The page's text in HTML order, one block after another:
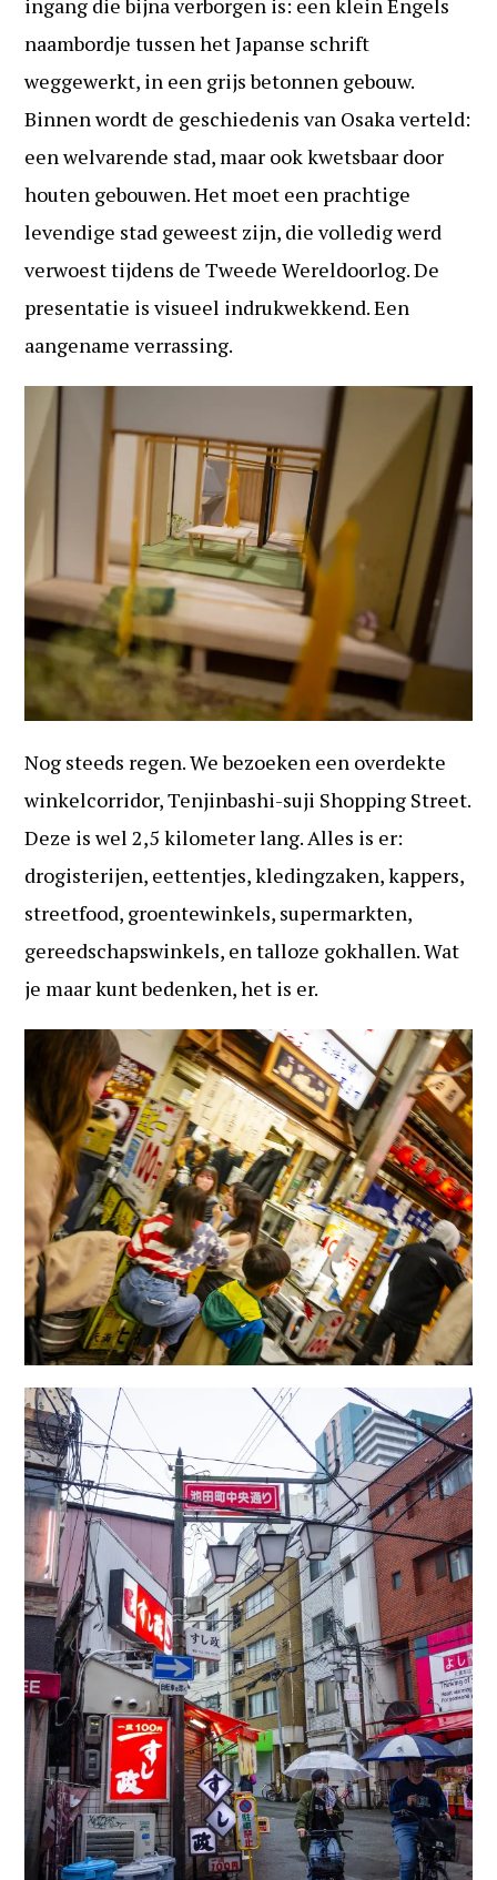
naambordje tussen het Japanse schrift
weggewerkt, in een grijs betonnen gebouw.
Binnen wordt de geschiedenis van Osaka verteld:
een welvarende stad, maar ook kwetsbaar door
houten gebouwen. Het moet een prachtige
levendige stad geweest zijn, die volledig werd
verwoest tijdens de Tweede Wereldoorlog. De
presentatie is visueel indrukwekkend. Een
aangename verrassing.
Nog steeds regen. We bezoeken een overdekte
winkelcorridor, Tenjinbashi-suji Shopping Street.
Deze is wel 2,5 kilometer lang. Alles is er:
drogisterijen, eettentjes, kledingzaken, kappers,
streetfood, groentewinkels, supermarkten,
gereedschapswinkels, en talloze gokhallen. Wat
je maar kunt bedenken, het is er.